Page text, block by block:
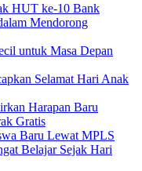
HUT ke-10 Bank
Mendorong
untuk Masa Depan
Selamat Hari Anak
Harapan Baru
Gratis
Baru Lewat MPLS
Belajar Sejak Hari